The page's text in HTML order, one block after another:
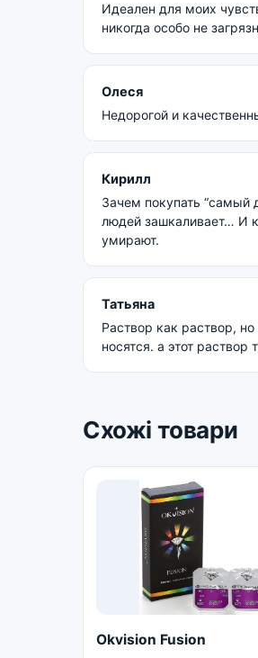
Идеален для моих
никогда особо не
Олеся
Недорогой и
Кирилл
Зачем покупать “самый
людей зашкаливает… И
умирают.
Татьяна
Раствор как раствор,
носятся. а этот
Схожі товари
Okvision Fusion